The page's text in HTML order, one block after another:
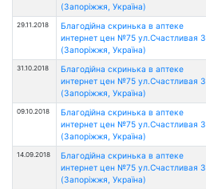
(Запоріжжя, Україна)
29.11.2018
Благодійна скринька в аптеке
интернет цен №75 ул.Счастливая 3
(Запоріжжя, Україна)
31.10.2018
Благодійна скринька в аптеке
интернет цен №75 ул.Счастливая 3
(Запоріжжя, Україна)
09.10.2018
Благодійна скринька в аптеке
интернет цен №75 ул.Счастливая 3
(Запоріжжя, Україна)
14.09.2018
Благодійна скринька в аптеке
интернет цен №75 ул.Счастливая 3
(Запоріжжя, Україна)